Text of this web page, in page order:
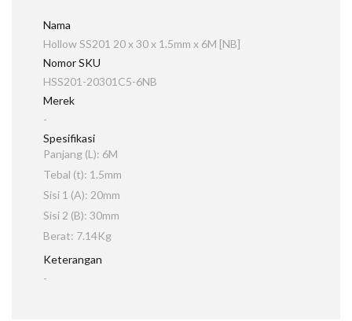
Nama
Hollow SS201 20 x 30 x 1.5mm x 6M [NB]
Nomor SKU
HSS201-20301C5-6NB
Merek
-
Spesifikasi
Panjang (L): 6M
Tebal (t): 1.5mm
Sisi 1 (A): 20mm
Sisi 2 (B): 30mm
Berat: 7.14Kg
Keterangan
-